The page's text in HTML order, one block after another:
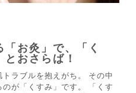
「お灸」で、「く
おさらば！
ラブルを抱えがち。 その中
が「くすみ」です。 「くす